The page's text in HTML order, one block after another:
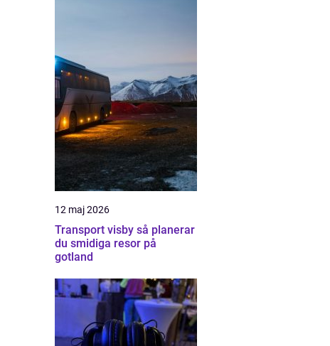
12 maj 2026
Transport visby så planerar
du smidiga resor på
gotland